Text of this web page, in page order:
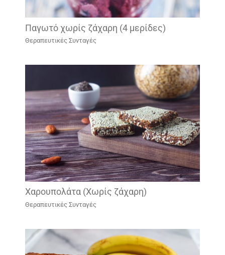
Παγωτό χωρίς ζάχαρη (4 μερίδες)
Θεραπευτικές Συνταγές
Χαρουπολάτα (Χωρίς ζάχαρη)
Θεραπευτικές Συνταγές